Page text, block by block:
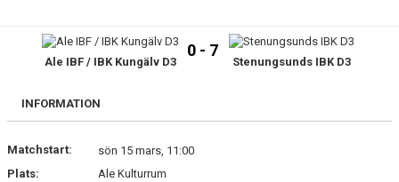
NYHETSARKIV
Ale IBF / IBK Kungälv D3
0 - 7
Stenungsunds IBK D3
INFORMATION
Matchstart:
sön 15 mars, 11:00
Plats:
Ale Kulturrum